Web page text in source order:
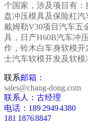
个国家，涉及项目有
盘冲压模具及保险杠汽
戴姆勒V30项目汽车五
具，日产H60B汽车冲
作，铃木白车身软模开
士汽车软模开发及软模
联系邮箱：
sales@chang-dong.com
联系人：古经理
电话：189 2949 4380
181 1876 8847